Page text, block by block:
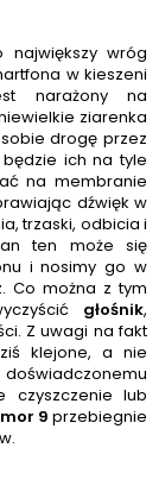
największy wróg
w kieszeni
narażony na
ziarenka
drogę przez
ich na tyle
na membranie
dźwięk w
trzaski, odbicia i
ten może się
i nosimy go w
Co można z tym
głośnik,
Z uwagi na fakt
klejone, a nie
czyszczenie lub
9 przebiegnie